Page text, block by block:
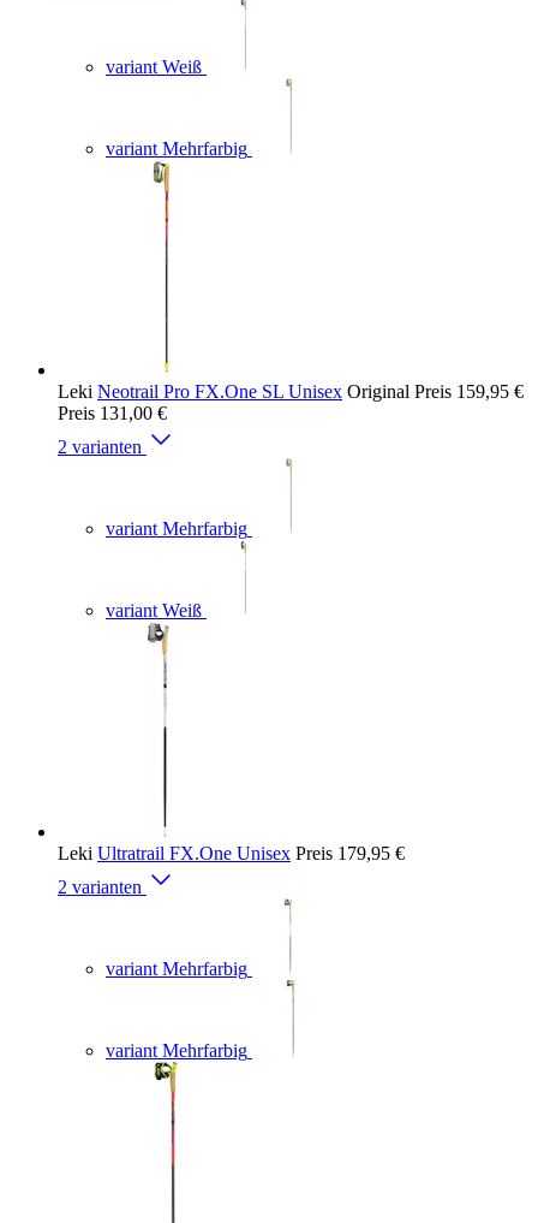
variant Weiß
variant Mehrfarbig
Leki Neotrail Pro FX.One SL Unisex Original Preis 159,95 €
Preis 131,00 €
2 varianten
variant Mehrfarbig
variant Weiß
Leki Ultratrail FX.One Unisex Preis 179,95 €
2 varianten
variant Mehrfarbig
variant Mehrfarbig